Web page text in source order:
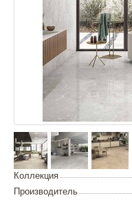
Коллекция
Производитель